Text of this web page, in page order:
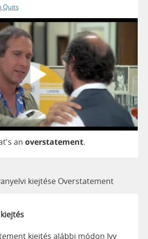
Quits
an overstatement.
kiejtése Overstatement
kiejtés alábbi módon Ivy